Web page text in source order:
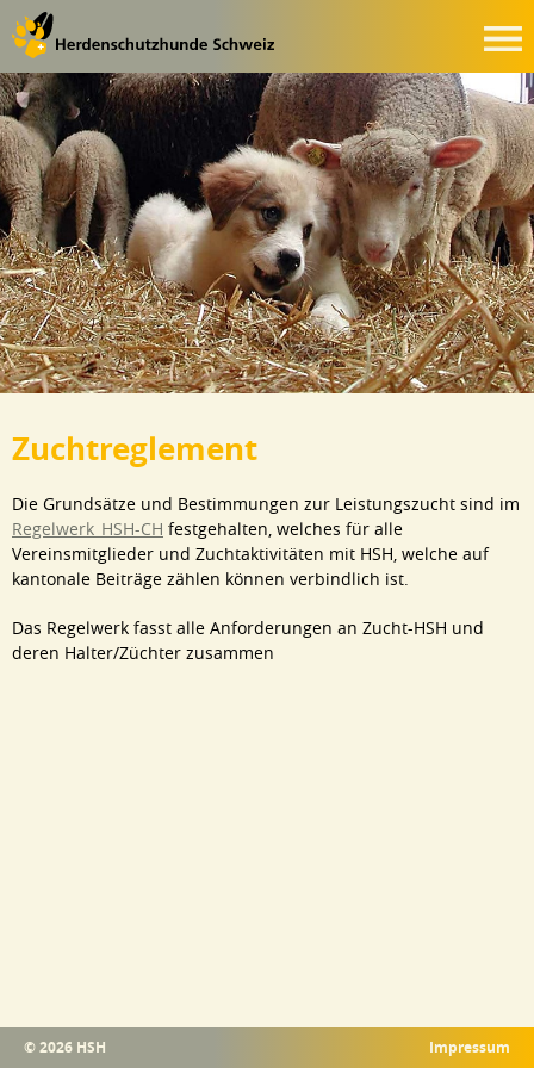
Zuchtreglement
Die Grundsätze und Bestimmungen zur Leistungszucht sind im
Regelwerk_HSH-CH festgehalten, welches für alle
Vereinsmitglieder und Zuchtaktivitäten mit HSH, welche auf
kantonale Beiträge zählen können verbindlich ist.
Das Regelwerk fasst alle Anforderungen an Zucht-HSH und
deren Halter/Züchter zusammen
© 2026 HSH Impressum